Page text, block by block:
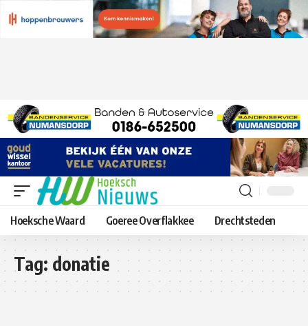
Hoeksche Waard Goeree Overflakkee Drechtsteden
Tag: donatie